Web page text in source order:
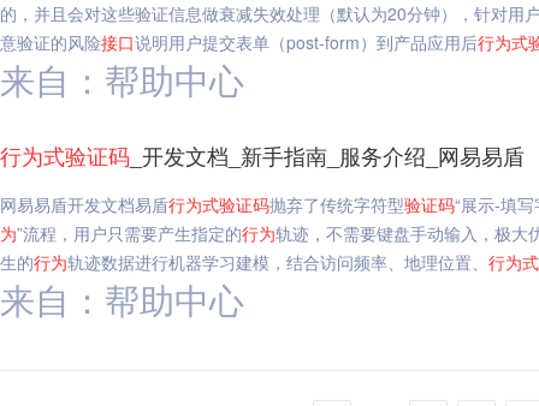
的，并且会对这些验证信息做衰减失效处理（默认为20分钟），针对用
意验证的风险接口说明用户提交表单（post-form）到产品应用后行为式
来自：帮助中心
行为式验证码 _开发文档_新手指南_服务介绍_网易易盾
网易易盾开发文档易盾行为式验证码抛弃了传统字符型验证码“展示-填
为”流程，用户只需要产生指定的行为轨迹，不需要键盘手动输入，极大
生的行为轨迹数据进行机器学习建模，结合访问频率、地理位置、 行为式
来自：帮助中心